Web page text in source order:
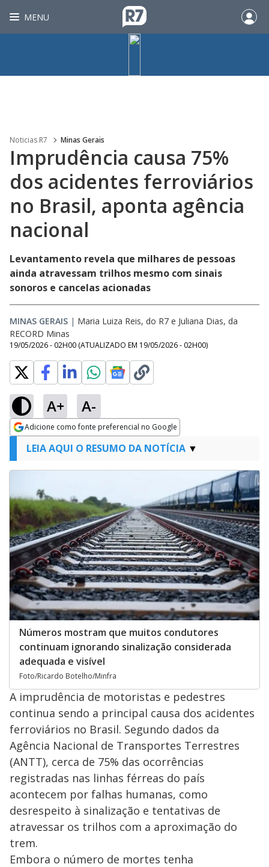
MENU
Noticias R7 Minas Gerais
Imprudência causa 75%
dos acidentes ferroviários
no Brasil, aponta agência
nacional
Levantamento revela que milhares de pessoas
ainda atravessam trilhos mesmo com sinais
sonoros e cancelas acionadas
MINAS GERAIS | Maria Luiza Reis, do R7 e Juliana Dias, da
RECORD Minas
19/05/2026 - 02H00 (ATUALIZADO EM 19/05/2026 - 02H00)
A+ A-
Adicione como fonte preferencial no Google
Opens in new window
LEIA AQUI O RESUMO DA NOTÍCIA
Números mostram que muitos condutores
continuam ignorando sinalização considerada
adequada e visível
Foto/Ricardo Botelho/Minfra
A imprudência de motoristas e pedestres
continua sendo a principal causa dos acidentes
ferroviários no Brasil. Segundo dados da
Agência Nacional de Transportes Terrestres
(ANTT), cerca de 75% das ocorrências
registradas nas linhas férreas do país
acontecem por falhas humanas, como
desrespeito à sinalização e tentativas de
atravessar os trilhos com a aproximação do
trem.
Embora o número de mortes tenha